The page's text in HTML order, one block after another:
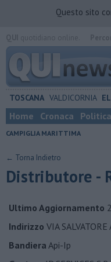
Questo sito
TOSCANA VALDICORNIA
Home Cronaca Politica
CAMPIGLIA MARITTIMA
← Torna Indietro
Distributore -
Ultimo Aggiornamento
Indirizzo VIA
Bandiera Api-Ip